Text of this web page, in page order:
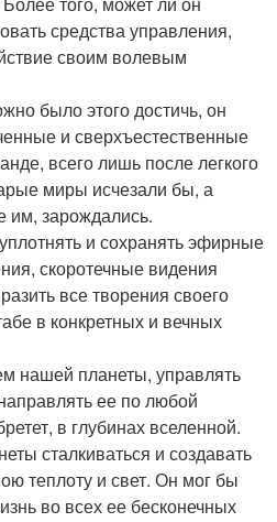
средства управления,
своим волевым
было этого достичь, он
и сверхъестественные
всего лишь после легкого
миры исчезали бы, а
им, зарождались.
и сохранять эфирные
скоротечные видения
все творения своего
в конкретных и вечных
нашей планеты, управлять
ее по любой
в глубинах вселенной.
сталкиваться и создавать
теплоту и свет. Он мог бы
во всех ее бесконечных